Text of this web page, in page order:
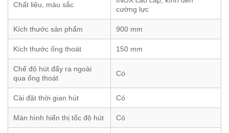
Chất liệu, màu sắc
cường lực
Kích thước sản phẩm 900 mm
Kích thước ống thoát 150 mm
Chế độ hút đẩy ra ngoài
qua ống thoát
Có
Cài đặt thời gian hút Có
Màn hình hiển thị tốc độ hút Có